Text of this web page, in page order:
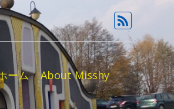
ーム About Misshy